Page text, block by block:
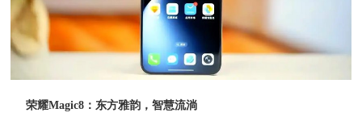
荣耀Magic8：东方雅韵，智慧流淌